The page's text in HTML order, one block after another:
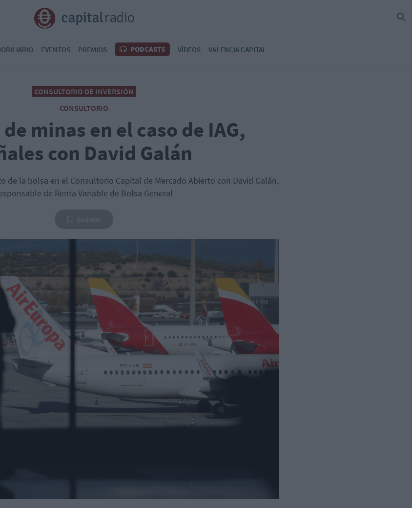
EVENTOS PREMIOS PODCASTS VÍDEOS VALENCIA CAPITAL
CONSULTORIO DE INVERSIÓN
CONSULTORIO
minas en el caso de IAG,
con David Galán
de la bolsa en el Consultorio Capital de Mercado Abierto con David Galán,
de Renta Variable de Bolsa General